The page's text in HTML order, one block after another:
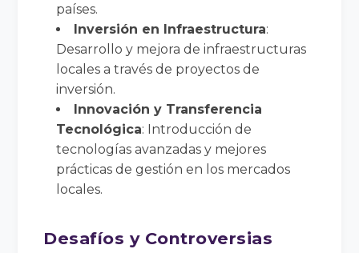
países.
Inversión en Infraestructura:
Desarrollo y mejora de infraestructuras
locales a través de proyectos de
inversión.
Innovación y Transferencia
Tecnológica: Introducción de
tecnologías avanzadas y mejores
prácticas de gestión en los mercados
locales.
Desafíos y Controversias